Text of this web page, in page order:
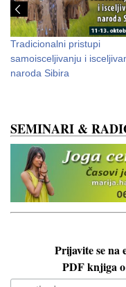
Tradicionalni pristupi
samoisceljivanju i
naroda Sibira
SEMINARI &
Prijavite se na
PDF knjiga